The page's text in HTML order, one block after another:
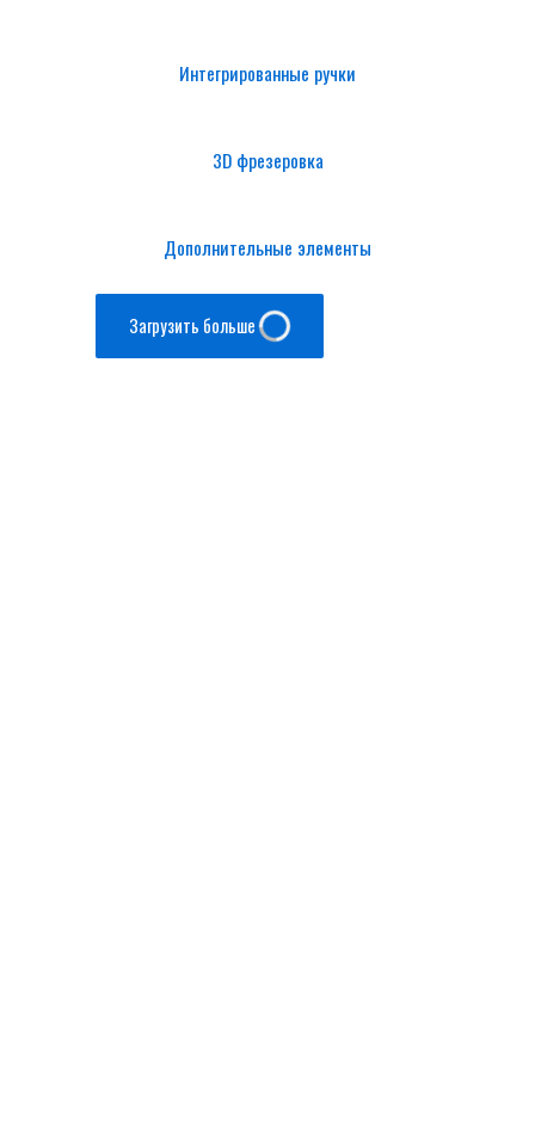
Интегрированные ручки
3D фрезеровка
Дополнительные элементы
Загрузить больше